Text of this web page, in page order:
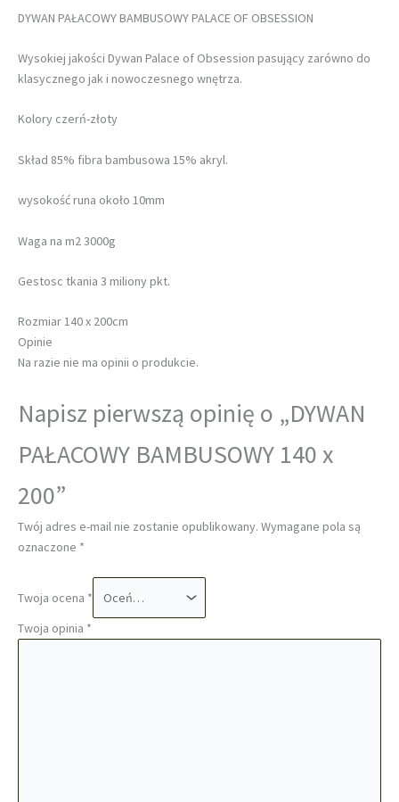
DYWAN PAŁACOWY BAMBUSOWY PALACE OF OBSESSION
Wysokiej jakości Dywan Palace of Obsession pasujący zarówno do
klasycznego jak i nowoczesnego wnętrza.
Kolory czerń-złoty
Skład 85% fibra bambusowa 15% akryl.
wysokość runa około 10mm
Waga na m2 3000g
Gestosc tkania 3 miliony pkt.
Rozmiar 140 x 200cm
Opinie
Na razie nie ma opinii o produkcie.
Napisz pierwszą opinię o „DYWAN
PAŁACOWY BAMBUSOWY 140 x
200”
Twój adres e-mail nie zostanie opublikowany. Wymagane pola są
oznaczone *
Twoja ocena *
Twoja opinia *